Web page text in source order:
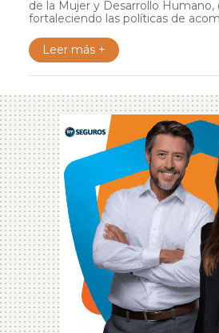
de la Mujer y Desarrollo Humano,
fortaleciendo las políticas de
Leer más +